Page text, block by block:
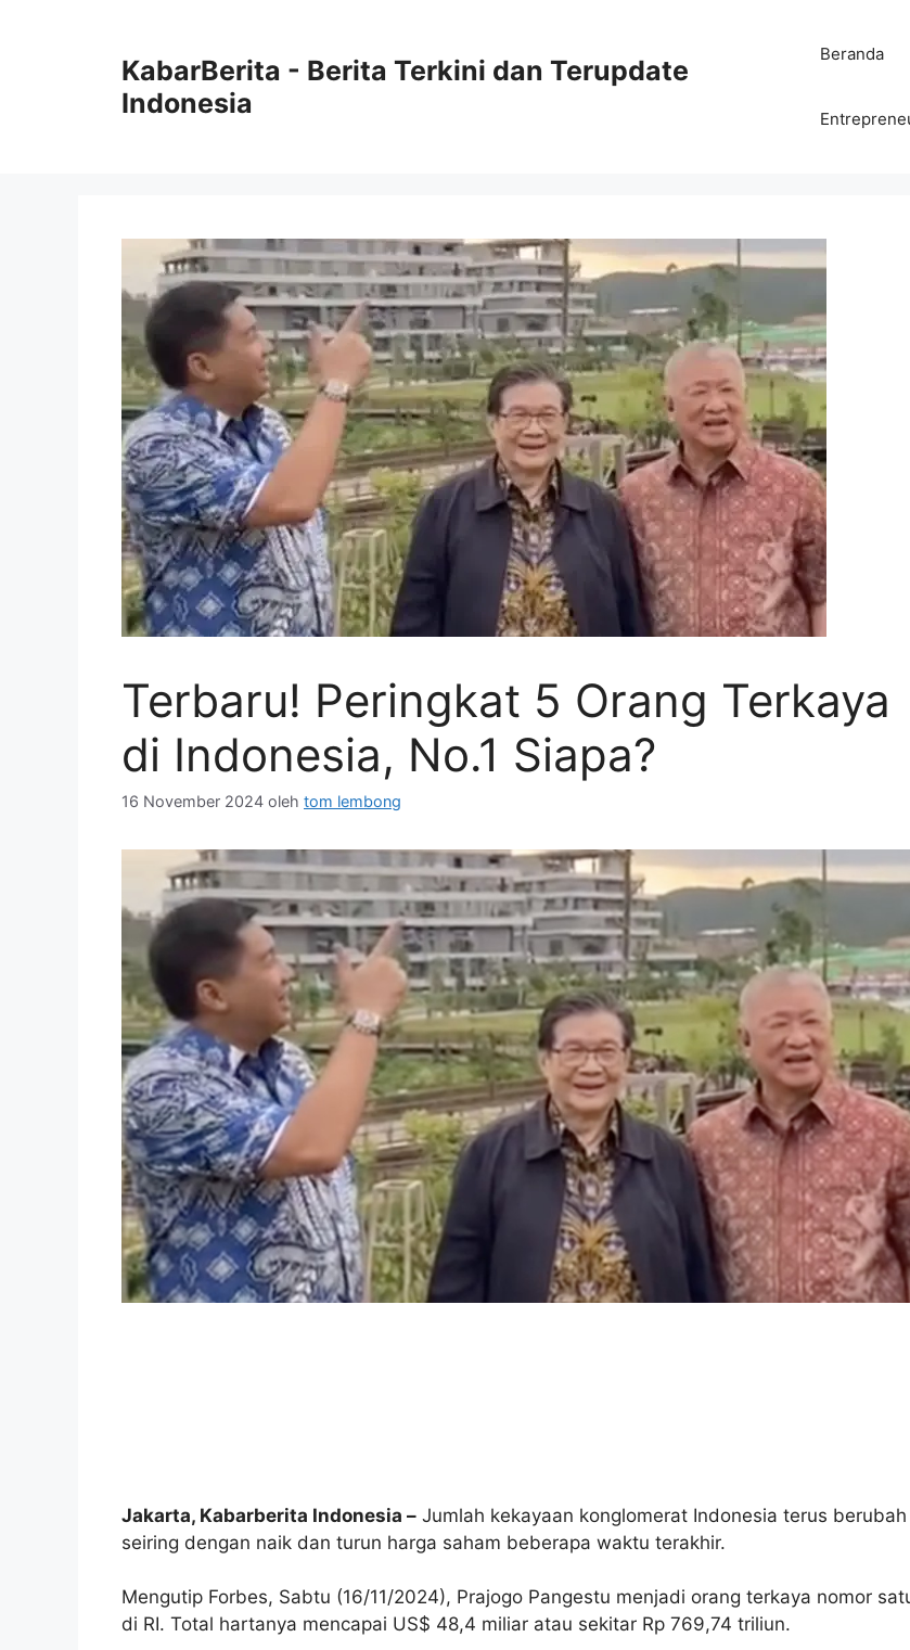
KabarBerita - Berita Terkini dan Terupdate
Indonesia
Beranda
Terbaru! Peringkat 5 Orang Terkaya
di Indonesia, No.1 Siapa?
16 November 2024 oleh tom lembong
Jakarta, Kabarberita Indonesia – Jumlah kekayaan konglomerat Indonesia terus berubah
seiring dengan naik dan turun harga saham beberapa waktu terakhir.
Mengutip Forbes, Sabtu (16/11/2024), Prajogo Pangestu menjadi orang terkaya nomor
di RI. Total hartanya mencapai US$ 48,4 miliar atau sekitar Rp 769,74 triliun.